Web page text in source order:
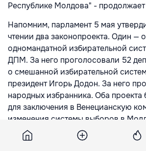
Республике Молдова" - продолжает
Напомним, парламент 5 мая
чтении два законопроекта. Один —
одномандатной избирательной
ДПМ. За него проголосовали 52
о смешанной избирательной
президент Игорь Додон. За него
народных избранника. Оба
для заключения в Венецианскую
изменения системы выборов в
оппозиция и ряд НПО,
протестов по этому поводу.